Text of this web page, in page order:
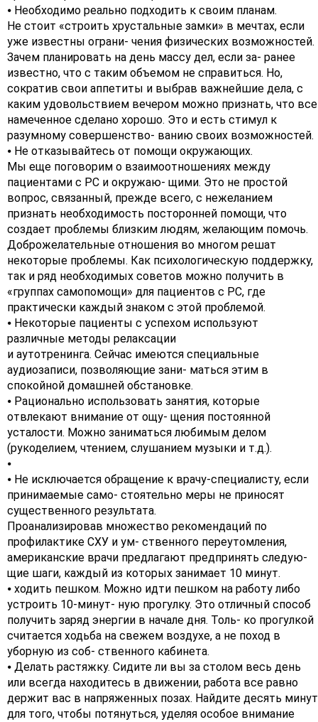
⦁ Необходимо реально подходить к своим планам.
Не стоит «строить хрустальные замки» в мечтах, если
уже известны ограни- чения физических возможностей.
Зачем планировать на день массу дел, если за- ранее
известно, что с таким объемом не справиться. Но,
сократив свои аппетиты и выбрав важнейшие дела, с
каким удовольствием вечером можно признать, что все
намеченное сделано хорошо. Это и есть стимул к
разумному совершенство- ванию своих возможностей.
⦁ Не отказывайтесь от помощи окружающих.
Мы еще поговорим о взаимоотношениях между
пациентами с РС и окружаю- щими. Это не простой
вопрос, связанный, прежде всего, с нежеланием
признать необходимость посторонней помощи, что
создает проблемы близким людям, желающим помочь.
Доброжелательные отношения во многом решат
некоторые проблемы. Как психологическую поддержку,
так и ряд необходимых советов можно получить в
«группах самопомощи» для пациентов с РС, где
практически каждый знаком с этой проблемой.
⦁ Некоторые пациенты с успехом используют
различные методы релаксации
и аутотренинга. Сейчас имеются специальные
аудиозаписи, позволяющие зани- маться этим в
спокойной домашней обстановке.
⦁ Рационально использовать занятия, которые
отвлекают внимание от ощу- щения постоянной
усталости. Можно заниматься любимым делом
(рукоделием, чтением, слушанием музыки и т.д.).
⦁
⦁ Не исключается обращение к врачу-специалисту, если
принимаемые само- стоятельно меры не приносят
существенного результата.
Проанализировав множество рекомендаций по
профилактике СХУ и ум- ственного переутомления,
американские врачи предлагают предпринять следую-
щие шаги, каждый из которых занимает 10 минут.
⦁ ходить пешком. Можно идти пешком на работу либо
устроить 10-минут- ную прогулку. Это отличный способ
получить заряд энергии в начале дня. Толь- ко прогулкой
считается ходьба на свежем воздухе, а не поход в
уборную из соб- ственного кабинета.
⦁ Делать растяжку. Сидите ли вы за столом весь день
или всегда находитесь в движении, работа все равно
держит вас в напряженных позах. Найдите десять минут
для того, чтобы потянуться, уделяя особое внимание